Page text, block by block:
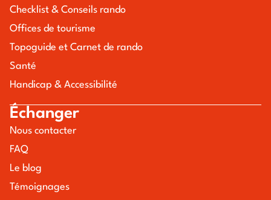
Checklist & Conseils rando
Offices de tourisme
Topoguide et Carnet de rando
Santé
Handicap & Accessibilité
Échanger
Nous contacter
FAQ
Le blog
Témoignages